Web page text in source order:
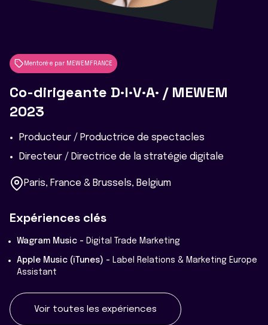
Mentoré·e par MEWEMFRANCE
Co-dirigeante D·I·V·A· / MEWEM
2023
Producteur / Productrice de spectacles
Directeur / Directrice de la stratégie digitale
Paris, France & Brussels, Belgium
Expériences clés
Wagram Music - Digital Trade Marketing
Apple Music (iTunes) - Label Relations & Marketing Europe
Assistant
Voir toutes les expériences